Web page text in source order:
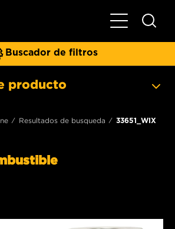
Toggle
Buscador de filtros
producto
Resultados de busqueda 33651_WIX